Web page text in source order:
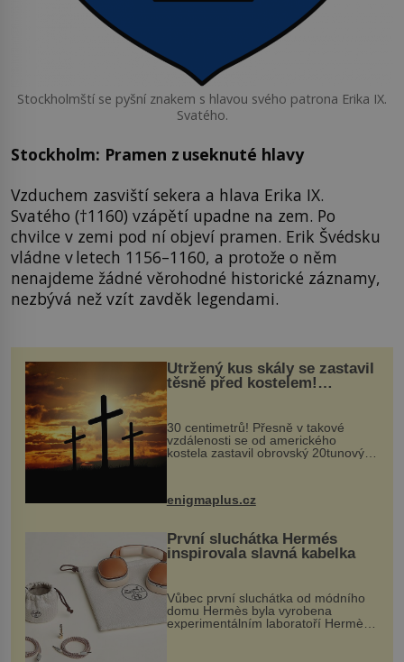
Stockholmští se pyšní znakem s hlavou svého patrona Erika IX.
Svatého.
Stockholm: Pramen z useknuté hlavy
Vzduchem zasviští sekera a hlava Erika IX.
Svatého (†1160) vzápětí upadne na zem. Po
chvilce v zemi pod ní objeví pramen. Erik Švédsku
vládne v letech 1156–1160, a protože o něm
nenajdeme žádné věrohodné historické záznamy,
nezbývá než vzít zavděk legendami.
Utržený kus skály se zastavil
těsně před kostelem!
Ochránila ho boží síla?
30 centimetrů! Přesně v takové
vzdálenosti se od amerického
kostela zastavil obrovský 20tunový
...
enigmaplus.cz
První sluchátka Hermés
inspirovala slavná kabelka
Vůbec první sluchátka od módního
domu Hermès byla vyrobena
experimentálním laboratoří Hermès